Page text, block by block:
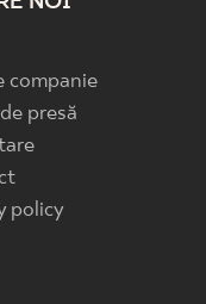
companie
presă
policy